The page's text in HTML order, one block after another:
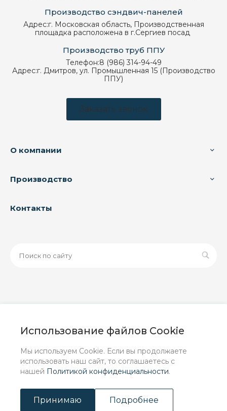
Использование файлов Cookie
Мы используем Cookie. Если вы продолжаете
использовать наш сайт, то соглашаетесь с
нашей Политикой конфиденциальности.
Принимаю Подробнее
Производство сэндвич-панелей
Адрес:г. Московская область, Производственная
площадка расположена в г.Сергиев посад
Производство труб ППУ
Телефон:8 (986) 314-94-49
Адрес:г. Дмитров, ул. Промышленная 15 (Производство
ППУ)
Заказать звонок
О компании
Производство
Контакты
информационный характер и ни при каких условиях не
положениями Статьи 437 (2) ГК РФ.